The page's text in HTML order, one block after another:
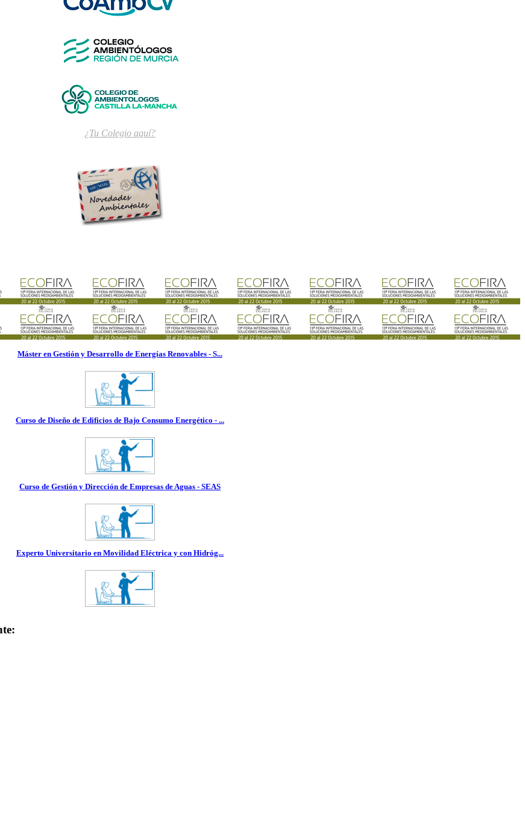
¿Tu Colegio aquí?
Máster en Gestión y Desarrollo de Energías Renovables - S...
Curso de Diseño de Edificios de Bajo Consumo Energético - ...
Curso de Gestión y Dirección de Empresas de Aguas - SEAS
Experto Universitario en Movilidad Eléctrica y con Hidróg...